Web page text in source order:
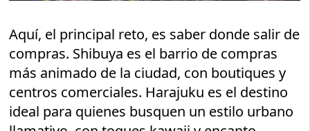
Aquí, el principal reto, es saber donde salir de
compras. Shibuya es el barrio de compras
más animado de la ciudad, con boutiques y
centros comerciales. Harajuku es el destino
ideal para quienes busquen un estilo urbano